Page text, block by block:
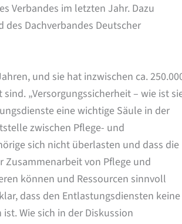
Verbandes im letzten Jahr. Dazu
Dachverbandes Deutscher
und sie hat inzwischen ca.
„Versorgungssicherheit – wie ist
eine wichtige Säule in der
zwischen Pflege- und
sich nicht überlasten und dass die
Zusammenarbeit von Pflege und
können und Ressourcen sinnvoll
dass den Entlastungsdiensten keine
Wie sich in der Diskussion